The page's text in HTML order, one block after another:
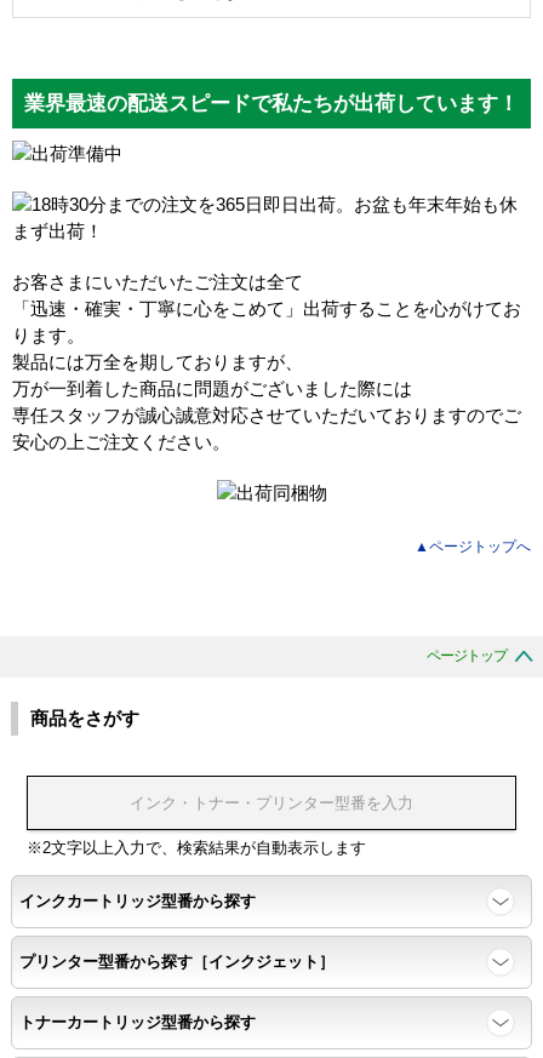
業界最速の配送スピードで私たちが出荷しています！
お客さまにいただいたご注文は全て
「迅速・確実・丁寧に心をこめて」出荷することを心がけてお
ります。
製品には万全を期しておりますが、
万が一到着した商品に問題がございました際には
専任スタッフが誠心誠意対応させていただいておりますのでご
安心の上ご注文ください。
▲ページトップへ
ページトップ
商品をさがす
※2文字以上入力で、検索結果が自動表示します
インクカートリッジ型番から探す
プリンター型番から探す［インクジェット］
トナーカートリッジ型番から探す